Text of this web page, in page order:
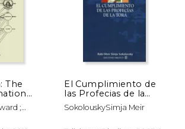
15%
The
;
El Cumplimiento de
las Profecias de la
Tora
SokolouskySimja Meir